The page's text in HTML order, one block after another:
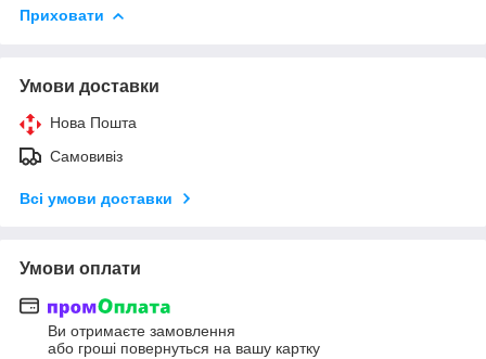
Приховати
Умови доставки
Нова Пошта
Самовивіз
Всі умови доставки
Умови оплати
Ви отримаєте замовлення
або гроші повернуться на вашу картку